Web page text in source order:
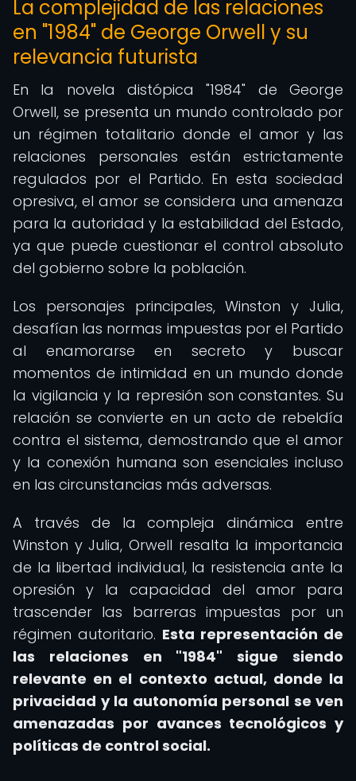
La complejidad de las relaciones
en "1984" de George Orwell y su
relevancia futurista
En la novela distópica "1984" de George
Orwell, se presenta un mundo controlado por
un régimen totalitario donde el amor y las
relaciones personales están estrictamente
regulados por el Partido. En esta sociedad
opresiva, el amor se considera una amenaza
para la autoridad y la estabilidad del Estado,
ya que puede cuestionar el control absoluto
del gobierno sobre la población.
Los personajes principales, Winston y Julia,
desafían las normas impuestas por el Partido
al enamorarse en secreto y buscar
momentos de intimidad en un mundo donde
la vigilancia y la represión son constantes. Su
relación se convierte en un acto de rebeldía
contra el sistema, demostrando que el amor
y la conexión humana son esenciales incluso
en las circunstancias más adversas.
A través de la compleja dinámica entre
Winston y Julia, Orwell resalta la importancia
de la libertad individual, la resistencia ante la
opresión y la capacidad del amor para
trascender las barreras impuestas por un
régimen autoritario. Esta representación de
las relaciones en "1984" sigue siendo
relevante en el contexto actual, donde la
privacidad y la autonomía personal se ven
amenazadas por avances tecnológicos y
políticas de control social.